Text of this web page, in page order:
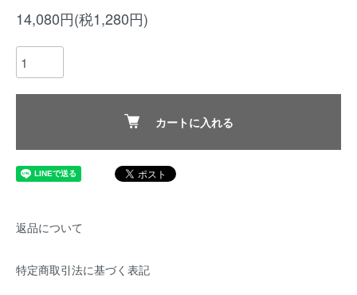
14,080円(税1,280円)
カートに入れる
返品について
特定商取引法に基づく表記